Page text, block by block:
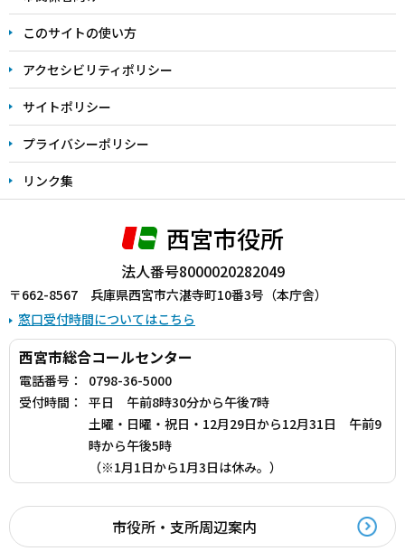
ま
で
このサイトの使い方
アクセシビリティポリシー
サイトポリシー
プライバシーポリシー
リンク集
西宮市役所
法人番号8000020282049
〒662-8567 兵庫県西宮市六湛寺町10番3号（本庁舎）
窓口受付時間についてはこちら
西宮市総合コールセンター
電話番号：
0798-36-5000
受付時間：
平日 午前8時30分から午後7時
土曜・日曜・祝日・12月29日から12月31日 午前9
時から午後5時
（※1月1日から1月3日は休み。）
市役所・支所周辺案内